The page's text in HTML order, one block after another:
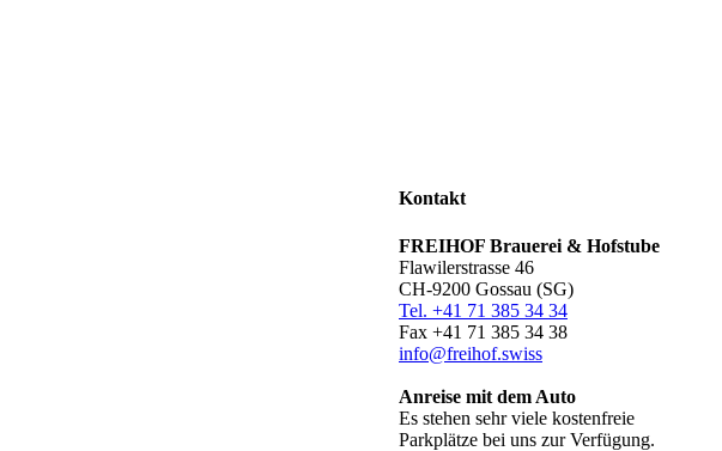
Kontakt
FREIHOF Brauerei & Hofstube
Flawilerstrasse 46
CH-9200 Gossau (SG)
Tel. +41 71 385 34 34
Fax +41 71 385 34 38
info@freihof.swiss
Anreise mit dem Auto
Es stehen sehr viele kostenfreie
Parkplätze bei uns zur Verfügung.